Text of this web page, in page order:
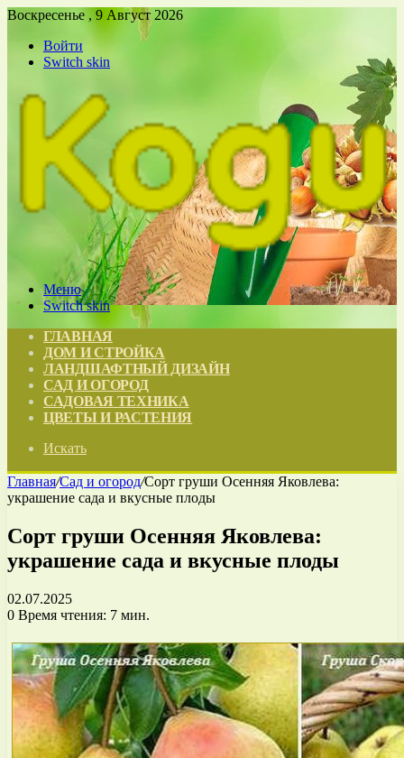
Воскресенье , 9 Август 2026
Войти
Switch skin
Меню
Switch skin
ГЛАВНАЯ
ДОМ И СТРОЙКА
ЛАНДШАФТНЫЙ ДИЗАЙН
САД И ОГОРОД
САДОВАЯ ТЕХНИКА
ЦВЕТЫ И РАСТЕНИЯ
Искать
Главная/Сад и огород/Сорт груши Осенняя Яковлева:
украшение сада и вкусные плоды
Сорт груши Осенняя Яковлева:
украшение сада и вкусные плоды
02.07.2025
0 Время чтения: 7 мин.